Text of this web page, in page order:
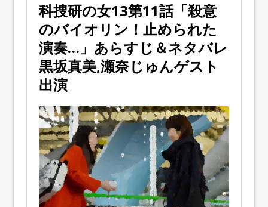
科捜研の女13第11話「殺意
のバイオリン！止められた
演奏…」あらすじ＆ネタバレ
黒坂真美,瀬奈じゅんゲスト
出演